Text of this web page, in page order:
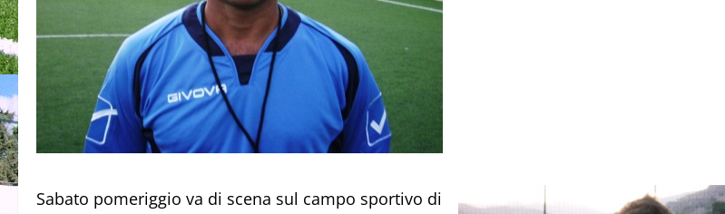
Sabato pomeriggio va di scena sul campo sportivo di